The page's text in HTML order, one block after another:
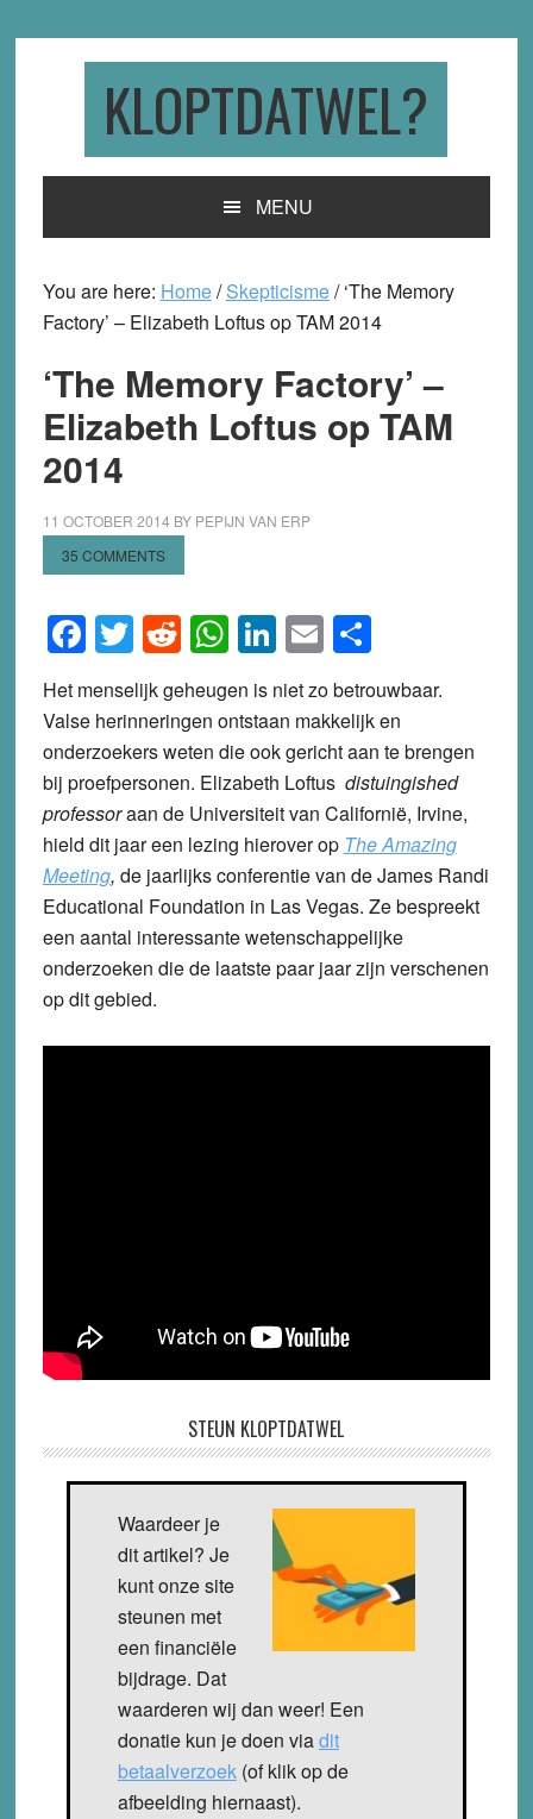
KLOPTDATWEL?
MENU
You are here: Home/ Skepticisme/‘The Memory
Factory’ – Elizabeth Loftus op TAM 2014
‘The Memory Factory’ –
Elizabeth Loftus op TAM
2014
11 OCTOBER 2014 BY PEPIJN VAN ERP
35 COMMENTS
Facebook
Twitter
Reddit
WhatsApp
LinkedIn
EmailShare
Het menselijk geheugen is niet zo betrouwbaar.
Valse herinneringen ontstaan makkelijk en
onderzoekers weten die ook gericht aan te brengen
bij proefpersonen. Elizabeth Loftus distuingished
professoraan de Universiteit van Californië, Irvine,
hield dit jaar een lezing hierover op The Amazing
Meeting, de jaarlijks conferentie van de James Randi
Educational Foundation in Las Vegas. Ze bespreekt
een aantal interessante wetenschappelijke
onderzoeken die de laatste paar jaar zijn verschenen
op dit gebied.
STEUN KLOPTDATWEL
Waardeer je
dit artikel? Je
kunt onze site
steunen met
een financiële
bijdrage. Dat
waarderen wij dan weer! Een
donatie kun je doen viadit
betaalverzoek(of klik op de
afbeelding hiernaast).